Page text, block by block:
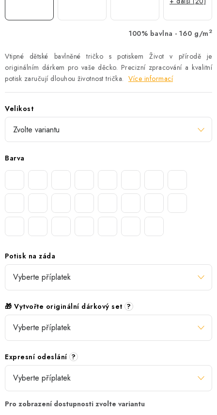
100% bavlna - 160 g/m 2
Vtipné dětské bavlněné tričko s potiskem Život v přírodě je
originálním dárkem pro vaše děcko. Precizní zpracování a kvalitní
potisk zaručují dlouhou životnost trička. Více informací
Velikost
Barva
Potisk na záda
🎁 Vytvořte originální dárkový set ?
Expresní odeslání ?